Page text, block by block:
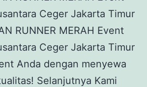
Ceger Jakarta Timur
RUNNER MERAH Event
Ceger Jakarta Timur
Anda dengan menyewa
Selanjutnya Kami